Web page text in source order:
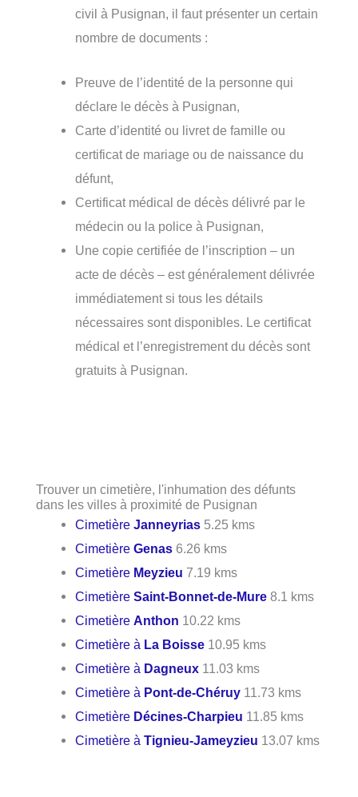
civil à Pusignan, il faut présenter un certain
nombre de documents :
Preuve de l’identité de la personne qui
déclare le décès à Pusignan,
Carte d’identité ou livret de famille ou
certificat de mariage ou de naissance du
défunt,
Certificat médical de décès délivré par le
médecin ou la police à Pusignan,
Une copie certifiée de l’inscription – un
acte de décès – est généralement délivrée
immédiatement si tous les détails
nécessaires sont disponibles. Le certificat
médical et l’enregistrement du décès sont
gratuits à Pusignan.
Trouver un cimetière, l'inhumation des défunts
dans les villes à proximité de Pusignan
CimetièreJanneyrias 5.25 kms
CimetièreGenas 6.26 kms
Cimetière Meyzieu 7.19 kms
CimetièreSaint-Bonnet-de-Mure 8.1 kms
CimetièreAnthon 10.22 kms
Cimetière à La Boisse 10.95 kms
Cimetière à Dagneux 11.03 kms
Cimetière à Pont-de-Chéruy 11.73 kms
Cimetière Décines-Charpieu 11.85 kms
Cimetière àTignieu-Jameyzieu 13.07 kms